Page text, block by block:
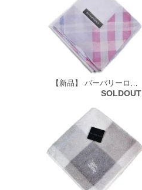
【新品】 バーバリーロンドン BURBERRY LONDON ハンカチ（チェックトリム柄） 72098
SOLDOUT